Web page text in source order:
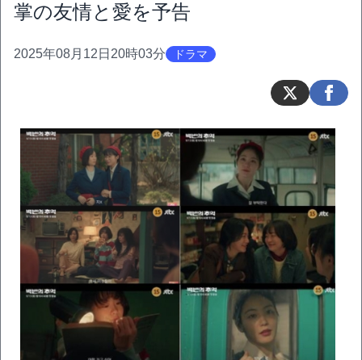
掌の友情と愛を予告
2025年08月12日20時03分 ドラマ